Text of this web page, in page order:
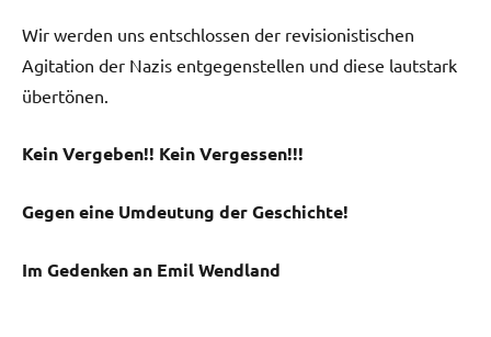
Wir werden uns entschlossen der revisionistischen
Agitation der Nazis entgegenstellen und diese lautstark
übertönen.
Kein Vergeben!! Kein Vergessen!!!
Gegen eine Umdeutung der Geschichte!
Im Gedenken an Emil Wendland